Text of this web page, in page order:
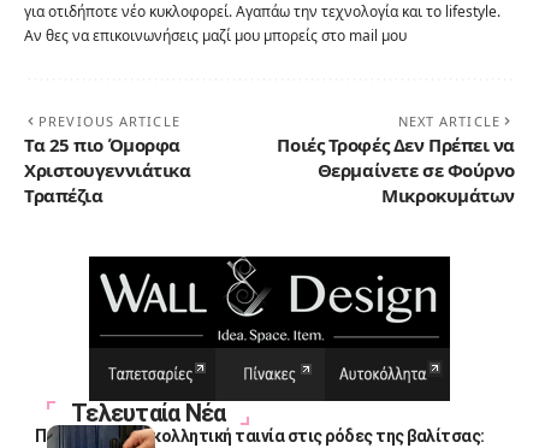
για οτιδήποτε νέο κυκλοφορεί. Αγαπάω την τεχνολογία και το lifestyle.
Αν θες να επικοινωνήσεις μαζί μου μπορείς στο mail μου
PREVIOUS ARTICLE
Τα 25 πιο Όμορφα
Χριστουγεννιάτικα
Τραπέζια
NEXT ARTICLE
Ποιές Τροφές Δεν Πρέπει να
Θερμαίνετε σε Φούρνο
Μικροκυμάτων
Τελευταία Νέα
Πολλοί βάζουν κολλητική ταινία στις ρόδες της βαλίτσας: